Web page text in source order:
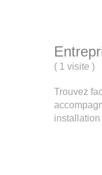
( 1 visite)
Trouvez